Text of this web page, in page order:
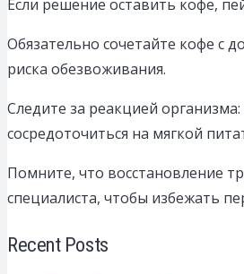
Если решение оставить кофе,
Обязательно сочетайте кофе с
риска обезвоживания.
Следите за реакцией
сосредоточиться на мягкой
Помните, что восстановление
специалиста, чтобы избежать
Recent Posts